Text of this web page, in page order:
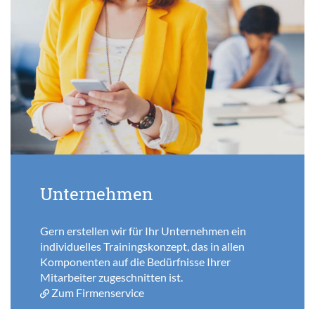
Unternehmen
Gern erstellen wir für Ihr Unternehmen ein
individuelles Trainingskonzept, das in allen
Komponenten auf die Bedürfnisse Ihrer
Mitarbeiter zugeschnitten ist.
Zum Firmenservice